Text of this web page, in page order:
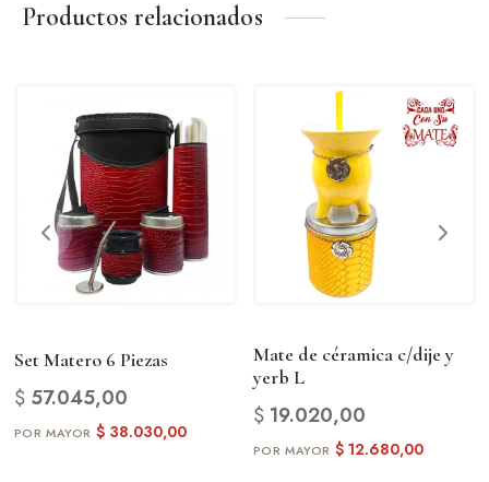
Productos relacionados
Set Matero 6 Piezas
$57.045,00
$38.030,00
Mate de céramica c/dije y
yerb L
$19.020,00
$12.680,00